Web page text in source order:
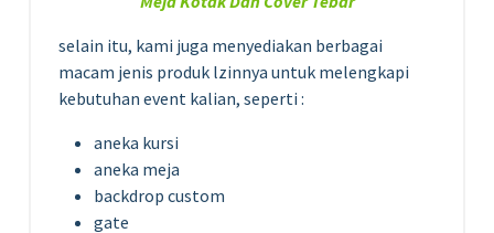
selain itu, kami juga menyediakan berbagai
macam jenis produk lzinnya untuk melengkapi
kebutuhan event kalian, seperti :
aneka kursi
aneka meja
backdrop custom
gate